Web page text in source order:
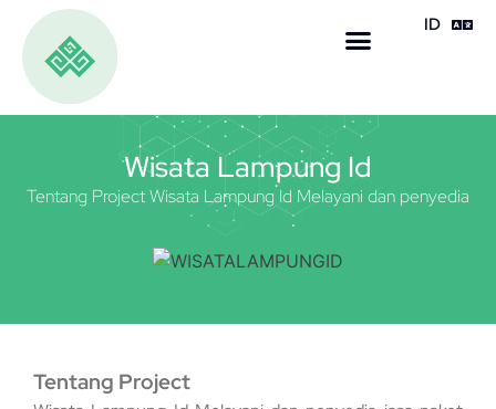
ID
EN
Wisata Lampung Id
Tentang Project Wisata Lampung Id Melayani dan penyedia
Tentang Project